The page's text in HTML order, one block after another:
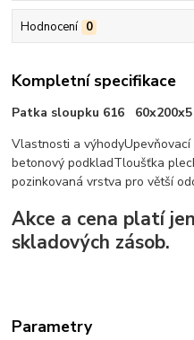
Hodnocení 0
Kompletní specifikace
Patka sloupku 616 60x200x5
Vlastnosti a výhody
betonový podkladTloušťka
pozinkovaná vrstva pro větší
Akce a cena platí
skladových zásob.
Parametry